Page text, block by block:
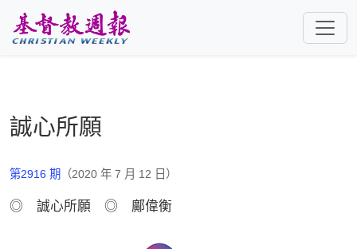
誠心所願
第2916 期 （2020 年 7 月 12 日）
◎ 誠心所願 ◎ 鄺偉衡